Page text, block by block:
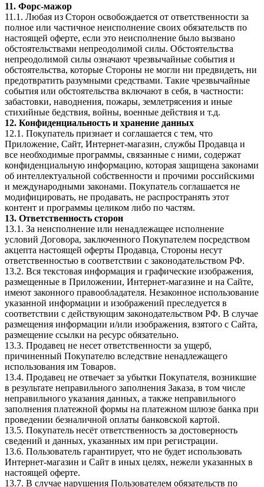
11. Форс-мажор
11.1. Любая из Сторон освобождается от ответственности за
полное или частичное неисполнение своих обязательств по
настоящей оферте, если это неисполнение было вызвано
обстоятельствами непреодолимой силы. Обстоятельства
непреодолимой силы означают чрезвычайные события и
обстоятельства, которые Стороны не могли ни предвидеть, ни
предотвратить разумными средствами. Такие чрезвычайные
события или обстоятельства включают в себя, в частности:
забастовки, наводнения, пожары, землетрясения и иные
стихийные бедствия, войны, военные действия и т.д.
12. Конфиденциальность и хранение данных
12.1. Покупатель признает и соглашается с тем, что
Приложение, Сайт, Интернет-магазин, службы Продавца и
все необходимые программы, связанные с ними, содержат
конфиденциальную информацию, которая защищена законами
об интеллектуальной собственности и прочими российскими
и международными законами. Покупатель соглашается не
модифицировать, не продавать, не распространять этот
контент и программы целиком либо по частям.
13. Ответственность сторон
13.1. За неисполнение или ненадлежащее исполнение
условий Договора, заключенного Покупателем посредством
акцепта настоящей оферты Продавца, Стороны несут
ответственностью в соответствии с законодательством РФ.
13.2. Вся текстовая информация и графические изображения,
размещенные в Приложении, Интернет-магазине и на Сайте,
имеют законного правообладателя. Незаконное использование
указанной информации и изображений преследуется в
соответствии с действующим законодательством РФ. В случае
размещения информации и/или изображения, взятого c Сайта,
размещение ссылки на ресурс обязательно.
13.3. Продавец не несет ответственности за ущерб,
причиненный Покупателю вследствие ненадлежащего
использования им Товаров.
13.4. Продавец не отвечает за убытки Покупателя, возникшие
в результате неправильного заполнения Заказа, в том числе
неправильного указания данных, а также неправильного
заполнения платежной формы на платежном шлюзе банка при
проведении безналичной оплаты банковской картой.
13.5. Покупатель несёт ответственность за достоверность
сведений и данных, указанных им при регистрации.
13.6. Пользователь гарантирует, что не будет использовать
Интернет-магазин и Сайт в иных целях, нежели указанных в
настоящей оферте.
13.7. В случае нарушения Пользователем обязательств по